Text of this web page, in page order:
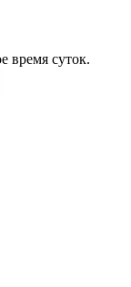
время суток.